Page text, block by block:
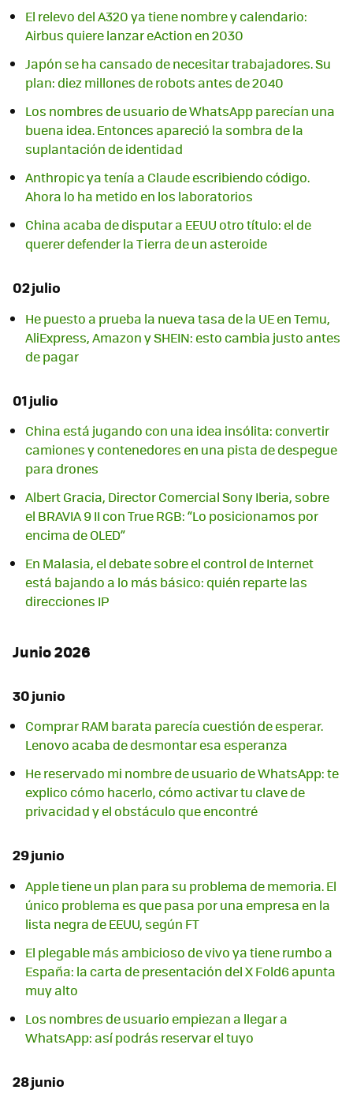
El relevo del A320 ya tiene nombre y calendario:
Airbus quiere lanzar eAction en 2030
Japón se ha cansado de necesitar trabajadores. Su
plan: diez millones de robots antes de 2040
Los nombres de usuario de WhatsApp parecían una
buena idea. Entonces apareció la sombra de la
suplantación de identidad
Anthropic ya tenía a Claude escribiendo código.
Ahora lo ha metido en los laboratorios
China acaba de disputar a EEUU otro título: el de
querer defender la Tierra de un asteroide
02 julio
He puesto a prueba la nueva tasa de la UE en Temu,
AliExpress, Amazon y SHEIN: esto cambia justo antes
de pagar
01 julio
China está jugando con una idea insólita: convertir
camiones y contenedores en una pista de despegue
para drones
Albert Gracia, Director Comercial Sony Iberia, sobre
el BRAVIA 9 II con True RGB: “Lo posicionamos por
encima de OLED”
En Malasia, el debate sobre el control de Internet
está bajando a lo más básico: quién reparte las
direcciones IP
Junio 2026
30 junio
Comprar RAM barata parecía cuestión de esperar.
Lenovo acaba de desmontar esa esperanza
He reservado mi nombre de usuario de WhatsApp: te
explico cómo hacerlo, cómo activar tu clave de
privacidad y el obstáculo que encontré
29 junio
Apple tiene un plan para su problema de memoria. El
único problema es que pasa por una empresa en la
lista negra de EEUU, según FT
El plegable más ambicioso de vivo ya tiene rumbo a
España: la carta de presentación del X Fold6 apunta
muy alto
Los nombres de usuario empiezan a llegar a
WhatsApp: así podrás reservar el tuyo
28 junio